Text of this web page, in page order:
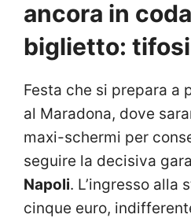
ancora in
biglietto:
Festa che si prepara a
al Maradona, dove
maxi-schermi per
seguire la decisiva
Napoli. L’ingresso alla
cinque euro,